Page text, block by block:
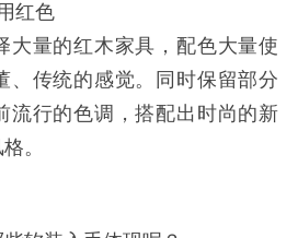
红色
大量的红木家具，配色大量使
、传统的感觉。同时保留部分
流行的色调，搭配出时尚的新
。